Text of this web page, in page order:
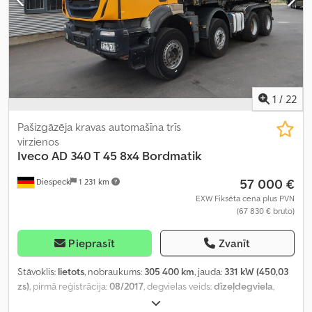
1 / 22
Diespeck 1 231 km
Pašizgāzēja kravas automašīna trīs
virzienos
IvecoAD 340 T 45 8x4 Bordmatik
57 000 €
EXW Fiksēta cena plus PVN
(67 830 € bruto)
Pieprasīt Zvanīt
Stāvoklis: lietots, nobraukums: 305 400 km, jauda: 331 kW (450,03
zs), pirmā reģistrācija:08/2017, degvielas veids:dīzeļdegviela,
, kopējais svars: